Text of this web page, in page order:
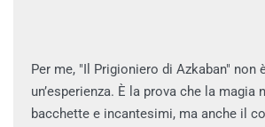
Per me, "Il Prigioniero di Azkaban" non
un’esperienza. È la prova che la magia
bacchette e incantesimi, ma anche il